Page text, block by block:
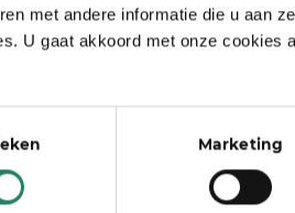
met andere informatie die u aan
U gaat akkoord met onze cookies
Marketing
In ons
Zo min
zzp’ers, daar
Naar onze